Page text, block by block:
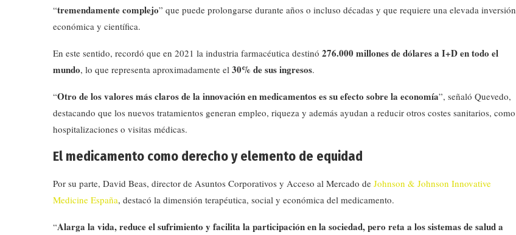
“tremendamente complejo” que puede prolongarse durante años o incluso décadas y que requiere una elevada inversión
económica y científica.
En este sentido, recordó que en 2021 la industria farmacéutica destinó 276.000 millones de dólares a I+D en todo el
mundo, lo que representa aproximadamente el 30% de sus ingresos.
“Otro de los valores más claros de la innovación en medicamentos es su efecto sobre la economía”, señaló Quevedo,
destacando que los nuevos tratamientos generan empleo, riqueza y además ayudan a reducir otros costes sanitarios, como
hospitalizaciones o visitas médicas.
El medicamento como derecho y elemento de equidad
Por su parte, David Beas, director de Asuntos Corporativos y Acceso al Mercado de Johnson & Johnson Innovative
Medicine España, destacó la dimensión terapéutica, social y económica del medicamento.
“Alarga la vida, reduce el sufrimiento y facilita la participación en la sociedad, pero reta a los sistemas de salud a